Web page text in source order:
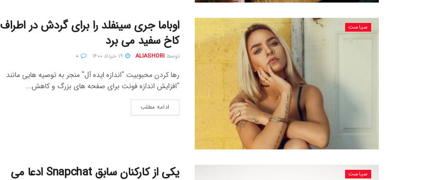
سیاست
اوباما جری سینفلد را برای گردش در اطراف
کاخ سفید می برد
توسط ALIASHORI
رها کردن محبوبیت "اندازه ایده آل" منجر به توصیه هایی مانند
"افزایش اندازه فونت برای صفحه های بزرگ و کاهش...
ادامه مطلب
سیاست
یکی از کارکنان سابق Snapchat ادعا می